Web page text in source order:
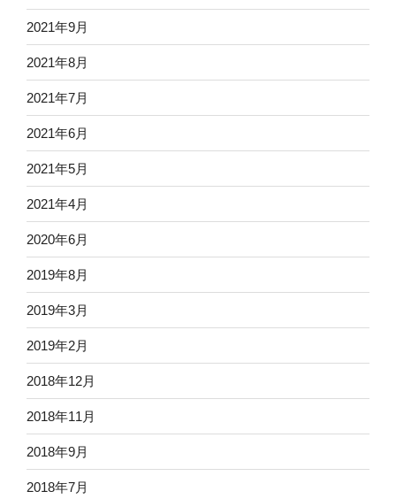
2021年9月
2021年8月
2021年7月
2021年6月
2021年5月
2021年4月
2020年6月
2019年8月
2019年3月
2019年2月
2018年12月
2018年11月
2018年9月
2018年7月